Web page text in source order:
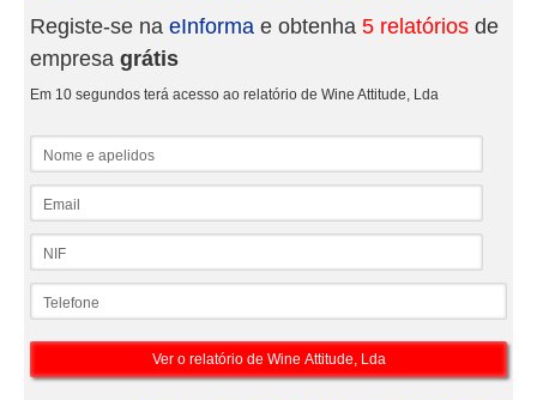
Registe-se na eInforma e obtenha 5 relatórios de
empresa grátis
Em 10 segundos terá acesso ao relatório de Wine Attitude, Lda